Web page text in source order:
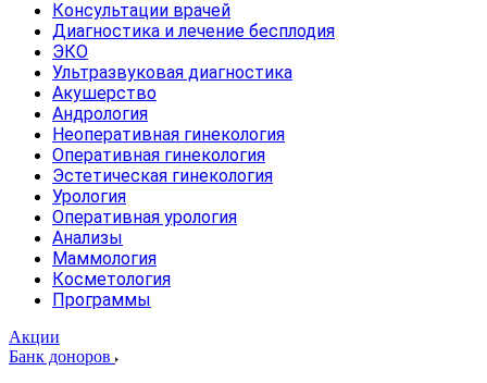
Консультации врачей
Диагностика и лечение бесплодия
ЭКО
Ультразвуковая диагностика
Акушерство
Андрология
Неоперативная гинекология
Оперативная гинекология
Эстетическая гинекология
Урология
Оперативная урология
Анализы
Маммология
Косметология
Программы
Акции
Банк доноров